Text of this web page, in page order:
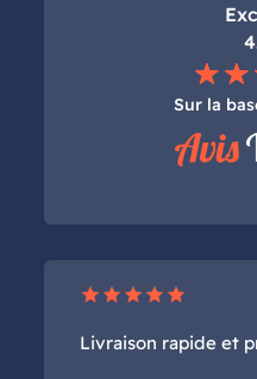
Sur la
star star star star star
Livraison rapide et